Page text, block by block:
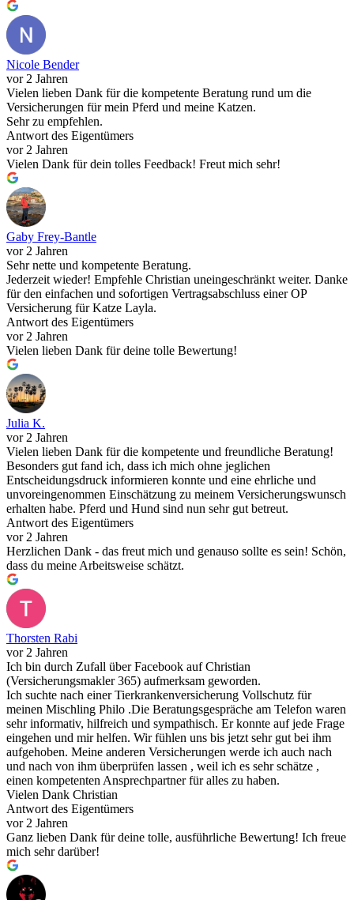
Nicole Bender
vor 2 Jahren
Vielen lieben Dank für die kompetente Beratung rund um die
Versicherungen für mein Pferd und meine Katzen.
Sehr zu empfehlen.
Antwort des Eigentümers
vor 2 Jahren
Vielen Dank für dein tolles Feedback! Freut mich sehr!
Gaby Frey-Bantle
vor 2 Jahren
Sehr nette und kompetente Beratung.
Jederzeit wieder! Empfehle Christian uneingeschränkt weiter. Danke
für den einfachen und sofortigen Vertragsabschluss einer OP
Versicherung für Katze Layla.
Antwort des Eigentümers
vor 2 Jahren
Vielen lieben Dank für deine tolle Bewertung!
Julia K.
vor 2 Jahren
Vielen lieben Dank für die kompetente und freundliche Beratung!
Besonders gut fand ich, dass ich mich ohne jeglichen
Entscheidungsdruck informieren konnte und eine ehrliche und
unvoreingenommen Einschätzung zu meinem Versicherungswunsch
erhalten habe. Pferd und Hund sind nun sehr gut betreut.
Antwort des Eigentümers
vor 2 Jahren
Herzlichen Dank - das freut mich und genauso sollte es sein! Schön,
dass du meine Arbeitsweise schätzt.
Thorsten Rabi
vor 2 Jahren
Ich bin durch Zufall über Facebook auf Christian
(Versicherungsmakler 365) aufmerksam geworden.
Ich suchte nach einer Tierkrankenversicherung Vollschutz für
meinen Mischling Philo .Die Beratungsgespräche am Telefon waren
sehr informativ, hilfreich und sympathisch. Er konnte auf jede Frage
eingehen und mir helfen. Wir fühlen uns bis jetzt sehr gut bei ihm
aufgehoben. Meine anderen Versicherungen werde ich auch nach
und nach von ihm überprüfen lassen , weil ich es sehr schätze ,
einen kompetenten Ansprechpartner für alles zu haben.
Vielen Dank Christian
Antwort des Eigentümers
vor 2 Jahren
Ganz lieben Dank für deine tolle, ausführliche Bewertung! Ich freue
mich sehr darüber!